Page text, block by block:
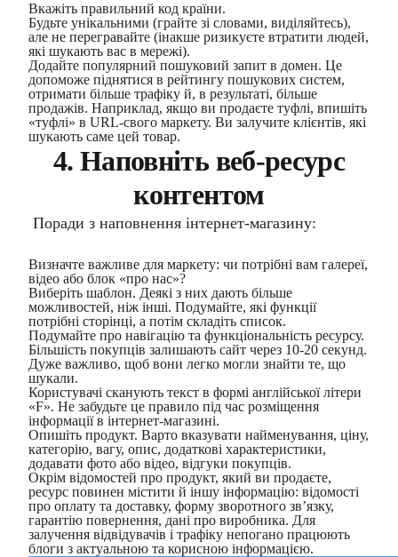
Вкажіть правильний код країни.
Будьте унікальними (грайте зі словами, виділяйтесь),
але не перегравайте (інакше ризикуєте втратити людей,
які шукають вас в мережі).
Додайте популярний пошуковий запит в домен. Це
допоможе піднятися в рейтингу пошукових систем,
отримати більше трафіку й, в результаті, більше
продажів. Наприклад, якщо ви продаєте туфлі, впишіть
«туфлі» в URL-свого маркету. Ви залучите клієнтів, які
шукають саме цей товар.
4. Наповніть веб-ресурс
контентом
Поради з наповнення інтернет-магазину:
Визначте важливе для маркету: чи потрібні вам галереї,
відео або блок «про нас»?
Виберіть шаблон. Деякі з них дають більше
можливостей, ніж інші. Подумайте, які функції
потрібні сторінці, а потім складіть список.
Подумайте про навігацію та функціональність ресурсу.
Більшість покупців залишають сайт через 10-20 секунд.
Дуже важливо, щоб вони легко могли знайти те, що
шукали.
Користувачі сканують текст в формі англійської літери
«F». Не забудьте це правило під час розміщення
інформації в інтернет-магазині.
Опишіть продукт. Варто вказувати найменування, ціну,
категорію, вагу, опис, додаткові характеристики,
додавати фото або відео, відгуки покупців.
Окрім відомостей про продукт, який ви продаєте,
ресурс повинен містити й іншу інформацію: відомості
про оплату та доставку, форму зворотного зв’язку,
гарантію повернення, дані про виробника. Для
залучення відвідувачів і трафіку непогано працюють
блоги з актуальною та корисною інформацією.